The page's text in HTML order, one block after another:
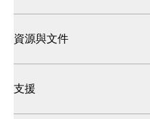
資源與文件
支援